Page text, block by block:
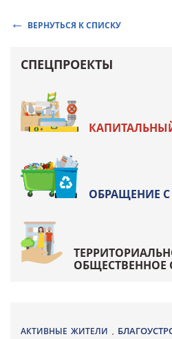
ВЕРНУТЬСЯ К СПИСКУ
СПЕЦПРОЕКТЫ
ОБРАЩЕНИЕ
ОБЩЕСТВЕННОЕ
АКТИВНЫЕ ЖИТЕЛИ ,